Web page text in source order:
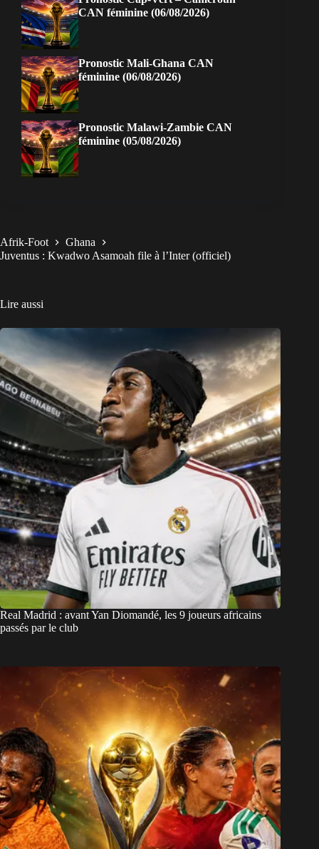
CAN féminine (06/08/2026)
Pronostic Mali-Ghana CAN
féminine (06/08/2026)
Pronostic Malawi-Zambie CAN
féminine (05/08/2026)
Afrik-Foot
Ghana
Juventus : Kwadwo Asamoah file à l’Inter (officiel)
Lire aussi
Real Madrid : avant Yan Diomandé, les 9 joueurs africains
passés par le club